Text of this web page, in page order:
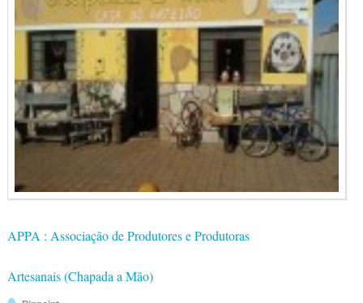
APPA : Associação de Produtores e Produtoras
Artesanais (Chapada a Mão)